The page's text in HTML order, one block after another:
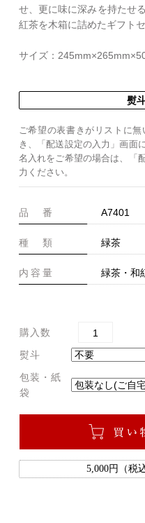
せ、更に味に深みを持たせ
紅茶を木箱に詰めたギフトセ
サイズ：
熨
ご希望の表書きがリストに
き、「配送設定の入力」画面
名入れをご希望の場合は、「
力ください。
品 番 A7401
種 類 緑茶
内容量 緑茶・和
購入数
熨斗
包装・紙
袋
5,000円（税